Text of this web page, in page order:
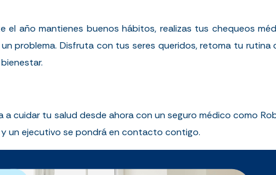
el año mantienes buenos hábitos, realizas tus chequeos
problema. Disfruta con tus seres queridos, retoma tu
a cuidar tu salud desde ahora con un seguro médico como
un ejecutivo se pondrá en contacto contigo.